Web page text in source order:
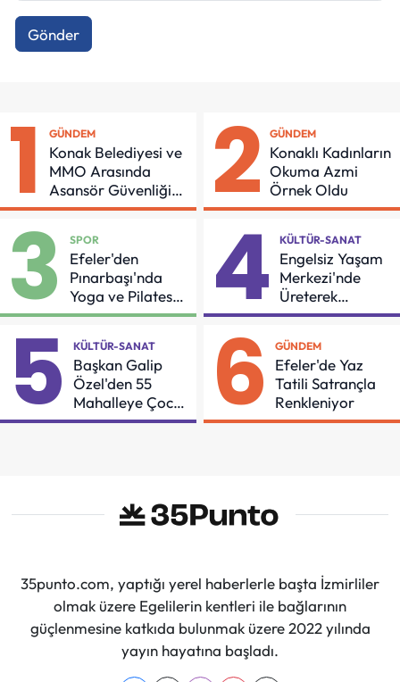
Gönder
1 GÜNDEM
Konak Belediyesi ve
MMO Arasında
Asansör Güvenliği
İçin Önemli Protokol
2 GÜNDEM
Konaklı Kadınların
Okuma Azmi
Örnek Oldu
3 SPOR
Efeler'den
Pınarbaşı'nda
Yoga ve Pilates
Buluşması
4 KÜLTÜR-SANAT
Engelsiz Yaşam
Merkezi'nde
Üreterek
Güçleniyorlar
5 KÜLTÜR-SANAT
Başkan Galip
Özel'den 55
Mahalleye Çocuk
Şenliği
6 GÜNDEM
Efeler'de Yaz
Tatili Satrançla
Renkleniyor
35punto.com, yaptığı yerel haberlerle başta İzmirliler
olmak üzere Egelilerin kentleri ile bağlarının
güçlenmesine katkıda bulunmak üzere 2022 yılında
yayın hayatına başladı.